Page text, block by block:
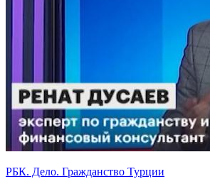
РБК. Дело. Гражданство Турции